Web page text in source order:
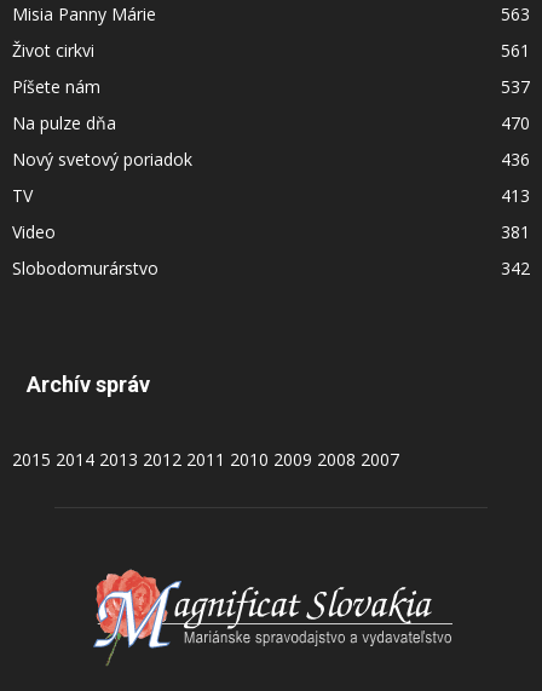
Misia Panny Márie
563
Život cirkvi
561
Píšete nám
537
Na pulze dňa
470
Nový svetový poriadok
436
TV
413
Video
381
Slobodomurárstvo
342
Archív správ
2015 2014 2013 2012 2011 2010 2009 2008 2007